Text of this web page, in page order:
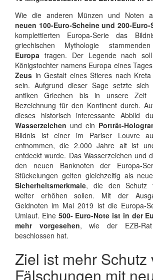
Wie die anderen Münzen und Noten
neuen 100-Euro-Scheine und 200-Euro-
komplettierten Europa-Serie das
griechischen Mythologie
Europa tragen. Der Legende nach
Königstochter namens Europa eines
Zeus in Gestalt eines Stieres nach
sein. Aufgrund dieser Sage setzte
antiken Griechen bis in unsere Zeit
Bezeichnung für den Kontinent durch.
dieses historisch interessante Abbild
Wasserzeichen und ein Porträt-
Bildnis ist einer im Pariser Louvre
entnommen, die 2.000 Jahre alt ist
entdeckt wurde. Das Wasserzeichen und
den neuen Banknoten der Europa-
Stückelungen gelten gleichzeitig als
Sicherheitsmerkmale, die den Schutz
weiter erhöhen sollen. Mit der
Geldnoten im Mai 2019 ist die Europa-
Umlauf. Eine 500- Euro-Note ist in der
mehr vorgesehen, wie der EZB-
beschlossen hat.
Ziel ist mehr Schutz
Fälschungen mit